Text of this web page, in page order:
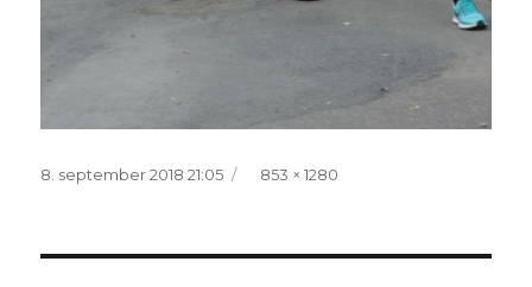
Postitatud
8. september 2018 21:05 Täissuurus
853 × 1280